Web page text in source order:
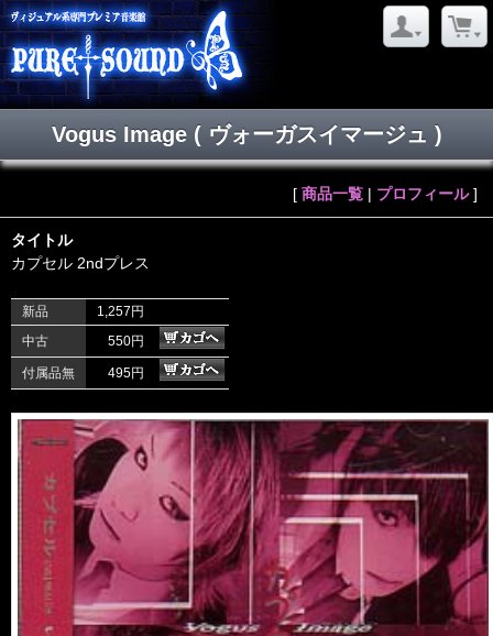
Vogus Image ( ヴォーガスイマージュ )
[ 商品一覧 | プロフィール]
タイトル
カプセル 2ndプレス
新品
1,257円
中古
550円
付属品無 495円